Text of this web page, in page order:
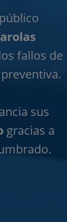
fallos de
sus
gracias a